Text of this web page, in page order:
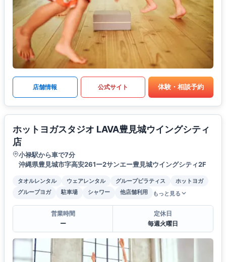
店舗情報 公式サイト 体験・相談予約
ホットヨガスタジオ LAVA豊見城ウイングシティ
店
小禄駅から車で7分
沖縄県豊見城市字高安261ー2サンエー豊見城ウイングシティ2F
タオルレンタル ウェアレンタル グループピラティス
ホットヨガ
グループヨガ
駐車場 シャワー 他店舗利用 もっと見る
営業時間
ー
定休日
毎週火曜日